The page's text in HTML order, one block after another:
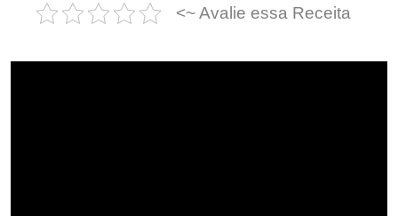
<~ Avalie essa Receita